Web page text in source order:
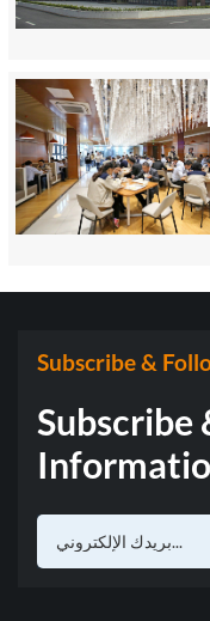
Subscribe &
Subscribe